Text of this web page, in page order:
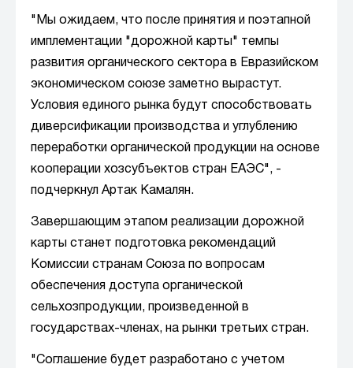
"Мы ожидаем, что после принятия и поэтапной
имплементации "дорожной карты" темпы
развития органического сектора в Евразийском
экономическом союзе заметно вырастут.
Условия единого рынка будут способствовать
диверсификации производства и углублению
переработки органической продукции на основе
кооперации хозсубъектов стран ЕАЭС", -
подчеркнул Артак Камалян.
Завершающим этапом реализации дорожной
карты станет подготовка рекомендаций
Комиссии странам Союза по вопросам
обеспечения доступа органической
сельхозпродукции, произведенной в
государствах-членах, на рынки третьих стран.
"Соглашение будет разработано с учетом